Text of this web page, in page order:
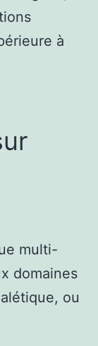
à
multi-
domaines
ou